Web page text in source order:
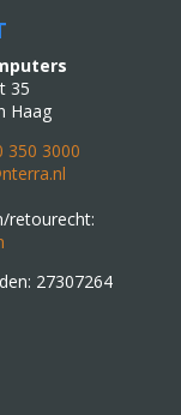
35
Haag
350 3000
retourecht:
27307264